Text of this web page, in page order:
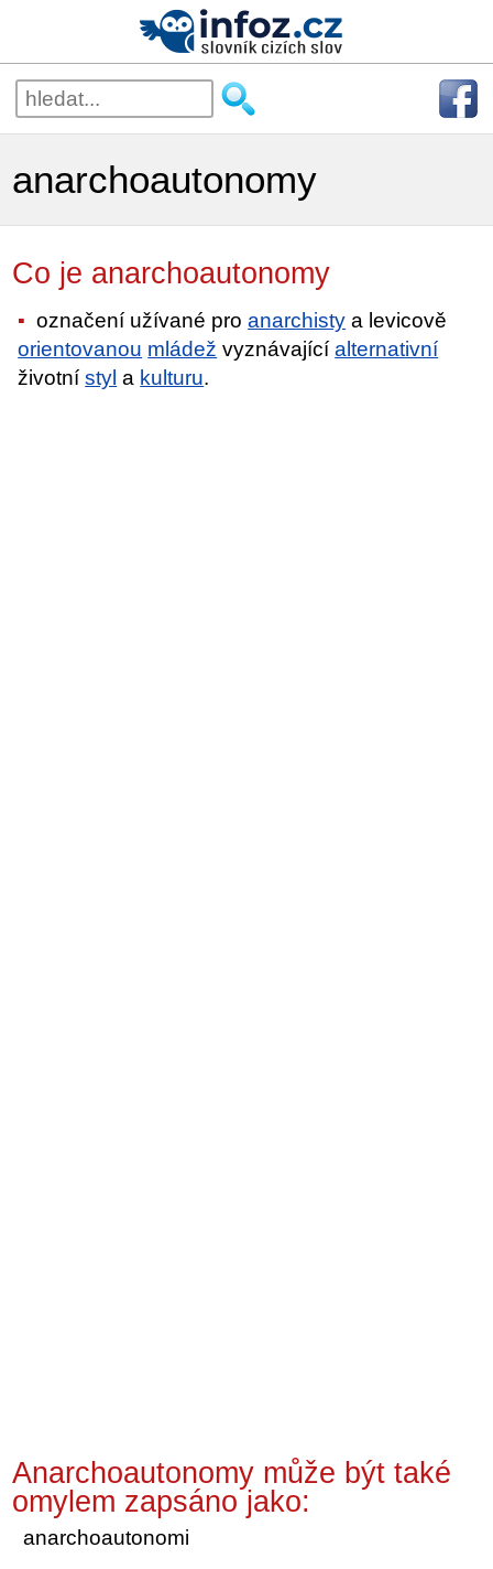
anarchoautonomy
Co je anarchoautonomy
označení užívané proanarchisty a levicově
orientovanou mládež vyznávajícíalternativní
životnístyl a kulturu.
Anarchoautonomy může být také
omylem zapsáno jako:
anarchoautonomi